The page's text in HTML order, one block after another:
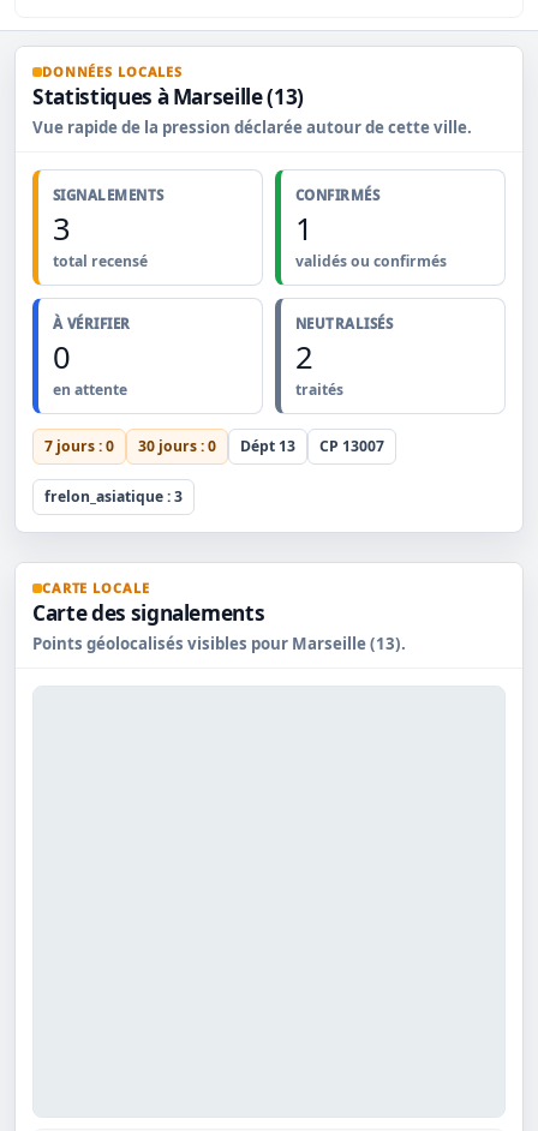
DONNÉES LOCALES
Statistiques à Marseille (13)
Vue rapide de la pression déclarée autour de cette ville.
SIGNALEMENTS
3
total recensé
CONFIRMÉS
1
validés ou confirmés
À VÉRIFIER
0
en attente
NEUTRALISÉS
2
traités
7 jours : 0 30 jours : 0 Dépt 13 CP 13007
frelon_asiatique : 3
CARTE LOCALE
Carte des signalements
Points géolocalisés visibles pour Marseille (13).